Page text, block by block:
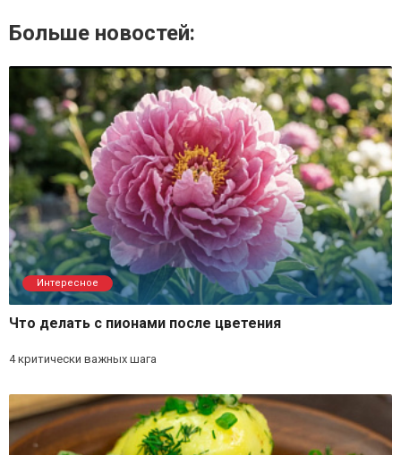
Больше новостей:
Интересное
Что делать с пионами после цветения
4 критически важных шага